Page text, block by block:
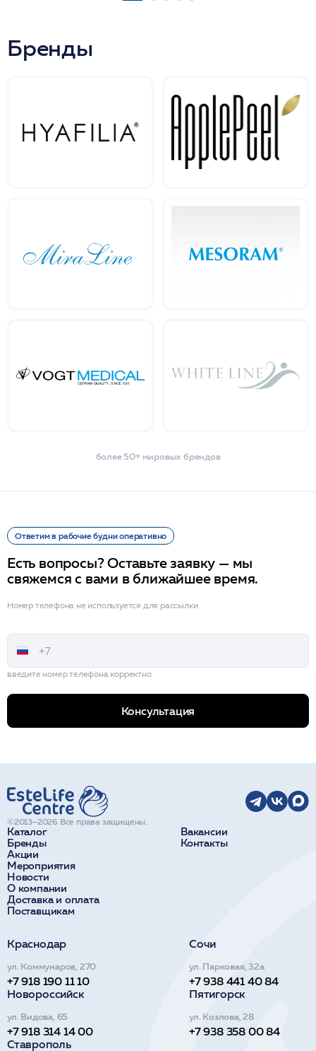
Бренды
более 50+ мировых брендов
Ответим в рабочие будни оперативно
Есть вопросы? Оставьте заявку — мы
свяжемся с вами в ближайшее время.
Номер телефона не используется для рассылки
введите номер телефона корректно
Консультация
Каталог
Бренды
Акции
Мероприятия
Новости
О компании
Доставка и оплата
Поставщикам
Вакансии
Контакты
©2013–2026 Все права защищены.
Краснодар
ул. Коммунаров, 270
+7 918 190 11 10
Сочи
ул. Парковая, 32а
+7 938 441 40 84
Новороссийск
ул. Видова, 65
+7 918 314 14 00
Пятигорск
ул. Козлова, 28
+7 938 358 00 84
Ставрополь